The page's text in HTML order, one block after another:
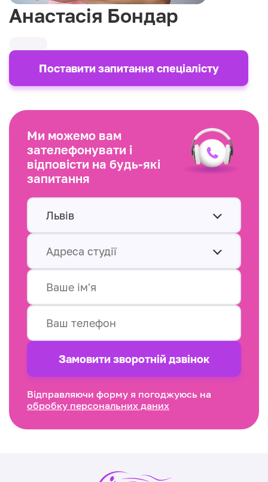
Анастасія Бондар
Поставити запитання спеціалісту
Ми можемо вам
зателефонувати і
відповісти на будь-які
запитання
Львів
Адреса студії
Замовити зворотнiй дзвінок
Відправляючи форму я погоджуюсь на
обробку персональних даних